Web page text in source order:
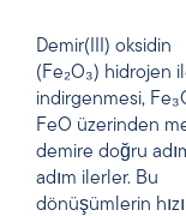
Demir(III) oksidin
(Fe₂O₃) hidrojen
indirgenmesi,
FeO üzerinden
demire doğru
adım ilerler. Bu
dönüşümlerin
hızlarını belirlerken,
hidrojen
sırasında
buharı,
oksidasyonu
için bir reaksiyon ürünü
olarak sürekli